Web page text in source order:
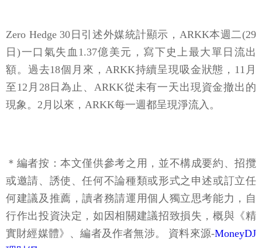
Zero Hedge 30日引述外媒統計顯示，ARKK本週二(29
日)一口氣失血1.37億美元，寫下史上最大單日流出
額。過去18個月來，ARKK持續呈現吸金狀態，11月
至12月28日為止、ARKK從未有一天出現資金撤出的
現象。2月以來，ARKK每一週都呈現淨流入。
＊編者按：本文僅供參考之用，並不構成要約、招攬
或邀請、誘使、任何不論種類或形式之申述或訂立任
何建議及推薦，讀者務請運用個人獨立思考能力，自
行作出投資決定，如因相關建議招致損失，概與《精
實財經媒體》、編者及作者無涉。 資料來源-MoneyDJ